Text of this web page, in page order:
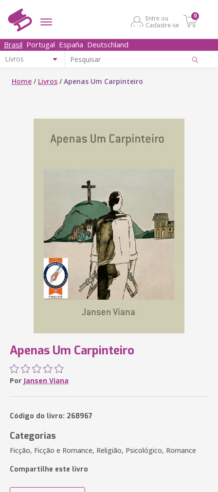
Entre ou
Cadastre-se
0
Brasil Portugal España Deutschland
Home / Livros /Apenas Um Carpinteiro
Apenas Um Carpinteiro
Por Jansen Viana
Código do livro: 268967
Categorias
Ficção, Ficção e Romance, Religião, Psicológico, Romance
Compartilhe este livro